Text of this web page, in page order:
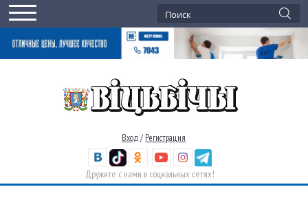
Вход / Регистрация
Дружите с нами в социальных сетях!